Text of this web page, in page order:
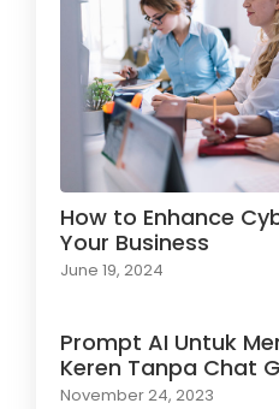
How to Enhance
Your Business
June 19, 2024
Prompt AI Untuk
Keren Tanpa Chat
November 24, 2023